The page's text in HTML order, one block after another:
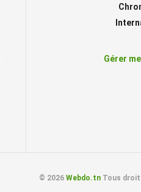
Gérer
© 2026 Webdo.tnTous